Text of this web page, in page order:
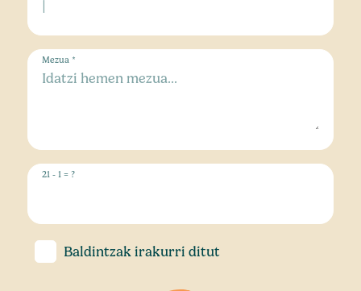
Mezua *
21 - 1 = ?
Baldintzak irakurri ditut